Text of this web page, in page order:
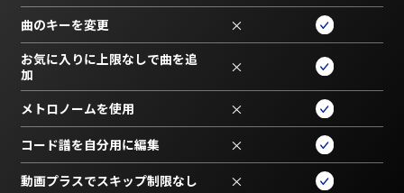
曲のキーを変更 ×
お気に入りに上限なしで曲を追
加
×
メトロノームを使用 ×
コード譜を自分用に編集 ×
動画プラスでスキップ制限なし ×